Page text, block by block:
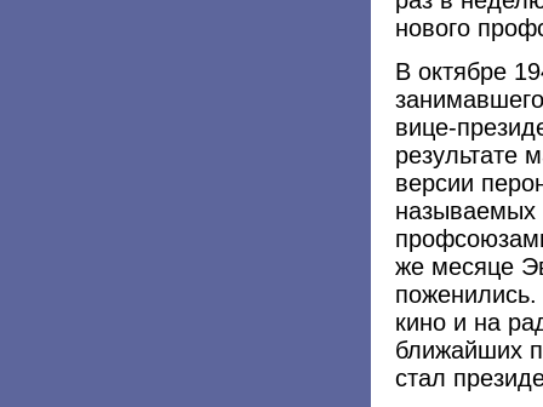
нового
В октябре
вице-
результате
версии
называемых
же месяце
кино и на
ближайших
стал